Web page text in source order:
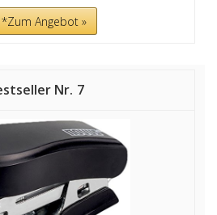
*Zum Angebot »
7